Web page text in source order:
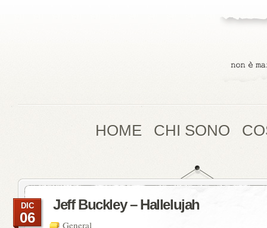
HOME CHI SONO
Jeff Buckley – Hallelujah
General
DIC
06